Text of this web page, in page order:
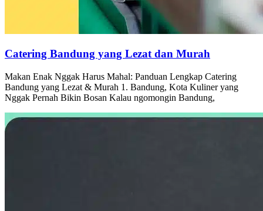
Catering Bandung yang Lezat dan Murah
Makan Enak Nggak Harus Mahal: Panduan Lengkap Catering
Bandung yang Lezat & Murah 1. Bandung, Kota Kuliner yang
Nggak Pernah Bikin Bosan Kalau ngomongin Bandung,